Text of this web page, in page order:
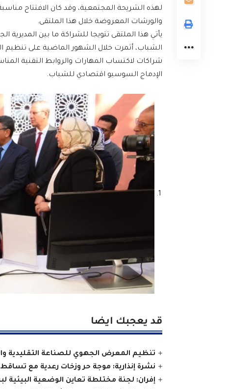
لهذه الشريحة المجتمعية، وقد كان الافتتاح
والورشات المعروضة خلال هذا الملتقى.
يأتي هذا الملتقى تتويجا للشراكة ما بين
الشباب، أثمرت خلال الشهور الماضية على تنظيم
شراكات لاكتساب المهارات والروابط التقنية
الإدماج السوسيو اقتصادي للشباب.
قد يعجبك ايضا
تنظيم المعرض الجهوي للصناعة التقليدية
نشرة إنذارية: موجة حر وزخات رعدية مع
إفران: لجنة مختلطة تعاين الوضعية البيئية